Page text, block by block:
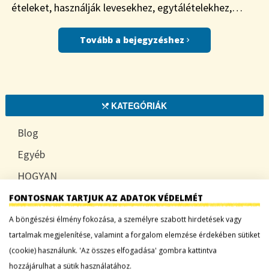
ételeket, használják levesekhez, egytálételekhez,…
Tovább a bejegyzéshez
KATEGÓRIÁK
Blog
Egyéb
HOGYAN
TUDATOSAN
LEGFRISSEBB BEJEGYZÉSEK
FONTOSNAK TARTJUK AZ ADATOK VÉDELMÉT
A böngészési élmény fokozása, a személyre szabott hirdetések vagy
tartalmak megjelenítése, valamint a forgalom elemzése érdekében sütiket
(cookie) használunk. 'Az összes elfogadása' gombra kattintva
hozzájárulhat a sütik használatához.